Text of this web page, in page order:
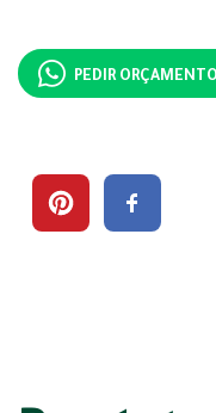
PEDIR ORÇAMENTO